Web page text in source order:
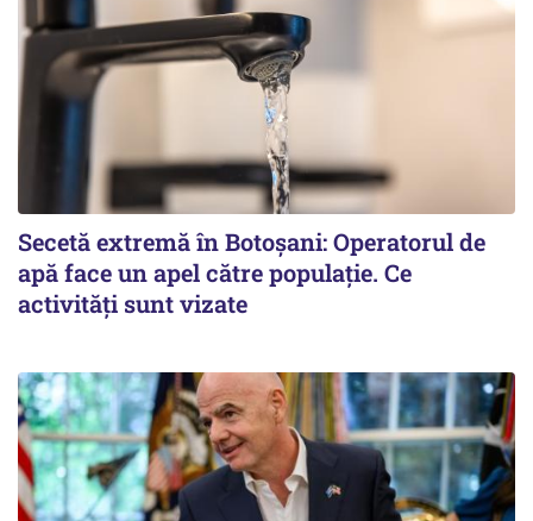
Secetă extremă în Botoșani: Operatorul de
apă face un apel către populație. Ce
activități sunt vizate